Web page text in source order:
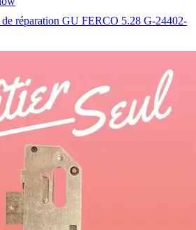
réparation GU FERCO 5.28 G-24402-